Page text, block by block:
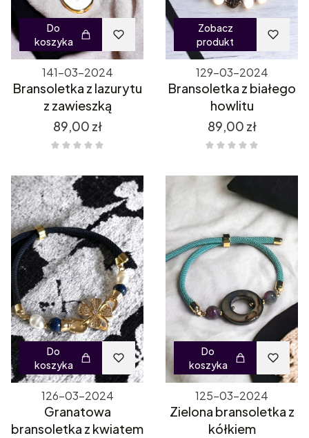
Do
koszyka
141-03-2024
Bransoletka z lazurytu
z zawieszką
Cena
89,00 zł
Zobacz
produkt
129-03-2024
Bransoletka z białego
howlitu
Cena
89,00 zł
Do
koszyka
126-03-2024
Granatowa
bransoletka z kwiatem
Do
koszyka
125-03-2024
Zielona bransoletka z
kółkiem